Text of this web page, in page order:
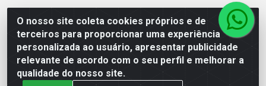
O nosso site coleta cookies próprios e de
terceiros para proporcionar uma experiência
personalizada ao usuário, apresentar publicidade
relevante de acordo com o seu perfil e melhorar a
qualidade do nosso site.
Distac Distribuidora - Av. Durval de Góes Monteiro, 7049
- Jardim Petrópolis - Maceió/AL - CEP 57061-000 - CNPJ
08.072.649/0001-20